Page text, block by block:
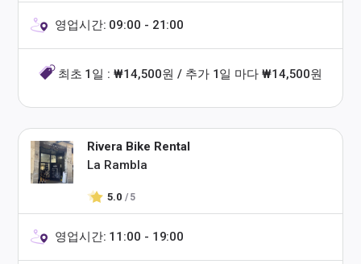
영업시간: 09:00 - 21:00
최초 1일 : ₩14,500원 / 추가 1일 마다 ₩14,500원
Rivera Bike Rental
La Rambla
5.0 / 5
영업시간: 11:00 - 19:00